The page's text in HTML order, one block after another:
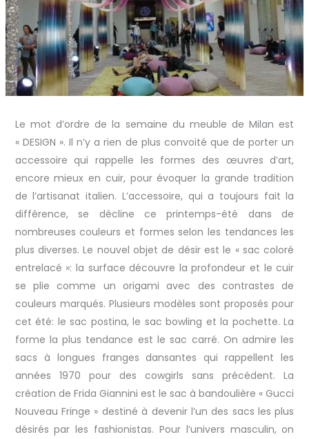
Le mot d’ordre de la semaine du meuble de Milan est
« DESIGN ». Il n’y a rien de plus convoité que de porter un
accessoire qui rappelle les formes des œuvres d’art,
encore mieux en cuir, pour évoquer la grande tradition
de l’artisanat italien. L’accessoire, qui a toujours fait la
différence, se décline ce printemps-été dans de
nombreuses couleurs et formes selon les tendances les
plus diverses. Le nouvel objet de désir est le « sac coloré
entrelacé »: la surface découvre la profondeur et le cuir
se plie comme un origami avec des contrastes de
couleurs marqués. Plusieurs modèles sont proposés pour
cet été: le sac postina, le sac bowling et la pochette. La
forme la plus tendance est le sac carré. On admire les
sacs à longues franges dansantes qui rappellent les
années 1970 pour des cowgirls sans précédent. La
création de Frida Giannini est le sac à bandoulière « Gucci
Nouveau Fringe » destiné à devenir l’un des sacs les plus
désirés par les fashionistas. Pour l’univers masculin, on